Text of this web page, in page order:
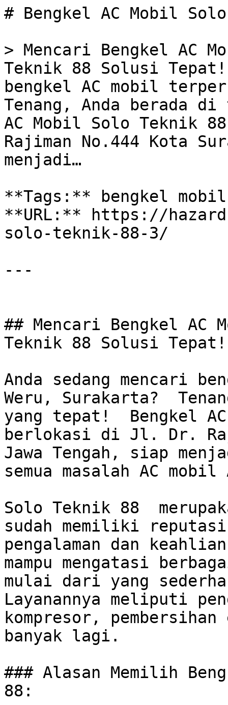
# Bengkel AC Mobil
> Mencari Bengkel AC
Teknik 88 Solusi Tepat!
bengkel AC mobil
Tenang, Anda berada
AC Mobil Solo Teknik
Rajiman No.444 Kota
menjadi…
**Tags:** bengkel
**URL:** https://
solo-teknik-88-3/
---
## Mencari Bengkel AC
Teknik 88 Solusi Tepat!
Anda sedang mencari
Weru, Surakarta?
yang tepat!  Bengkel
berlokasi di Jl. Dr.
Jawa Tengah, siap
semua masalah AC
Solo Teknik 88
sudah memiliki
pengalaman dan
mampu mengatasi
mulai dari yang
Layanannya meliputi
kompresor,
banyak lagi.
### Alasan Memilih
88: